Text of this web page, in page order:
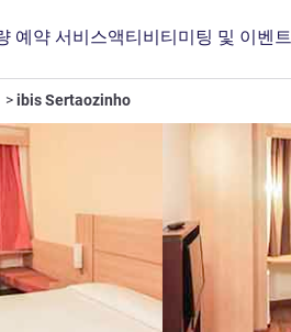
예약 서비스액티비티미팅 및 이벤트
ibis Sertaozinho